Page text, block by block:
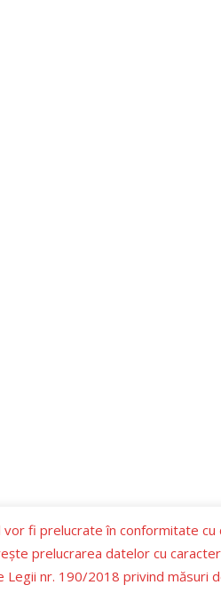
fi prelucrate în conformitate
prelucrarea datelor cu
nr. 190/2018 privind măsuri